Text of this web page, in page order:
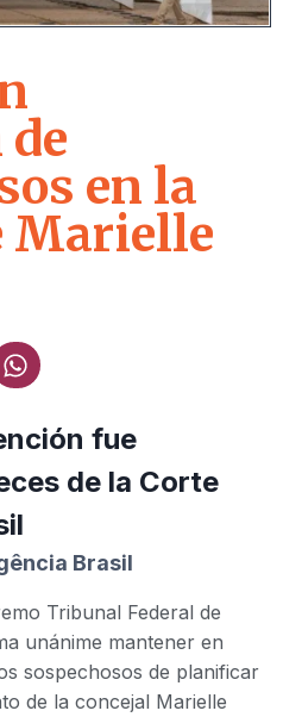
en la
Marielle
fue
de la Corte
Brasil
Tribunal Federal de
unánime mantener en
sospechosos de planificar
de la concejal Marielle